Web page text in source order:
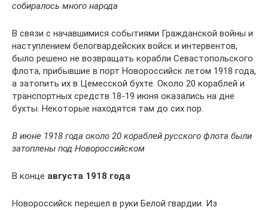
собиралось много народа
В связи с начавшимися событиями Гражданской войны и
наступлением белогвардейских войск и интервентов,
было решено не возвращать корабли Севастопольского
флота, прибывшие в порт Новороссийск летом 1918 года,
а затопить их в Цемесской бухте. Около 20 кораблей и
транспортных средств 18-19 июня оказались на дне
бухты. Некоторые находятся там до сих пор.
В июне 1918 года около 20 кораблей русского флота были
затоплены под Новороссийском
В конце августа 1918 года
Новороссийск перешел в руки Белой гвардии. Из